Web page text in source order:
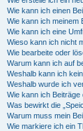
Wie kann ich einen
Wie kann ich meinem
Wie kann ich eine
Wieso kann ich nicht
Wie bearbeite oder
Warum kann ich auf
Weshalb kann ich
Weshalb wurde ich
Wie kann ich
Was bewirkt die
Warum muss mein
Wie markiere ich ein